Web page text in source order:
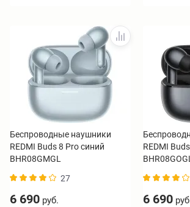
Беспроводные наушники
REDMI Buds 8 Pro синий
BHR08GMGL
27
6 690 руб.
REDMI
BHR08GOGL
6 690